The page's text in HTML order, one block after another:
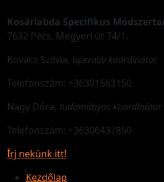
Kosárlabda Specifikus
7632 Pécs, Megyeri út 74/1.
Kovács Szilvia, operatív koordinátor
Telefonszám: +36301563150
Nagy Dóra, tudományos koordinátor
Telefonszám: +36306437850
Írj nekünk itt!
Kezdőlap